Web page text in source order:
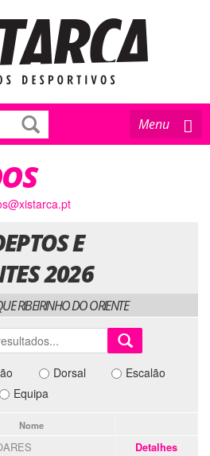
Toggle
navigation
Menu
E
2026
RIBEIRINHO DO ORIENTE
Dorsal
Escalão
Equipa
Nome
Detalhes